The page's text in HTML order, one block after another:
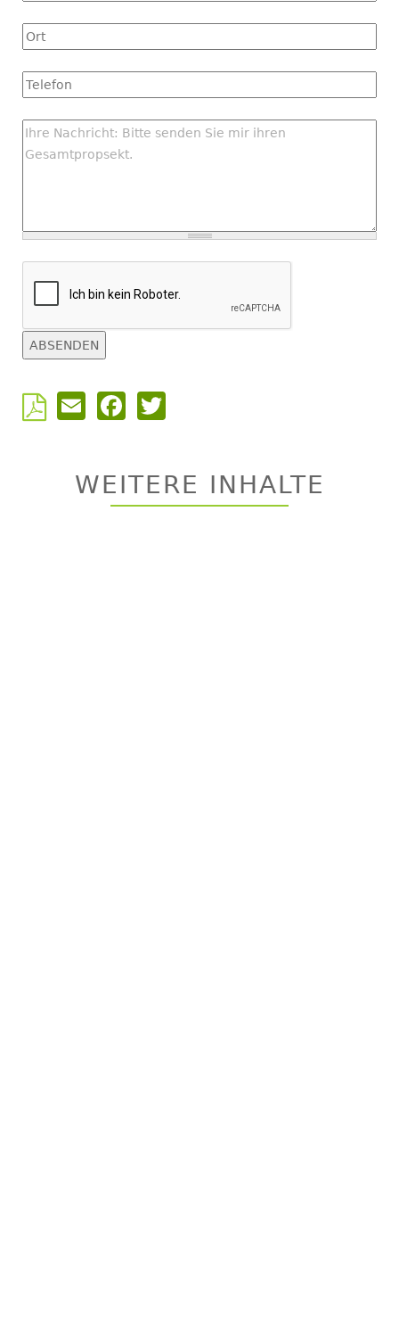
Ort
Tel
Nachricht
EmailFacebook
WEITERE INHALTE